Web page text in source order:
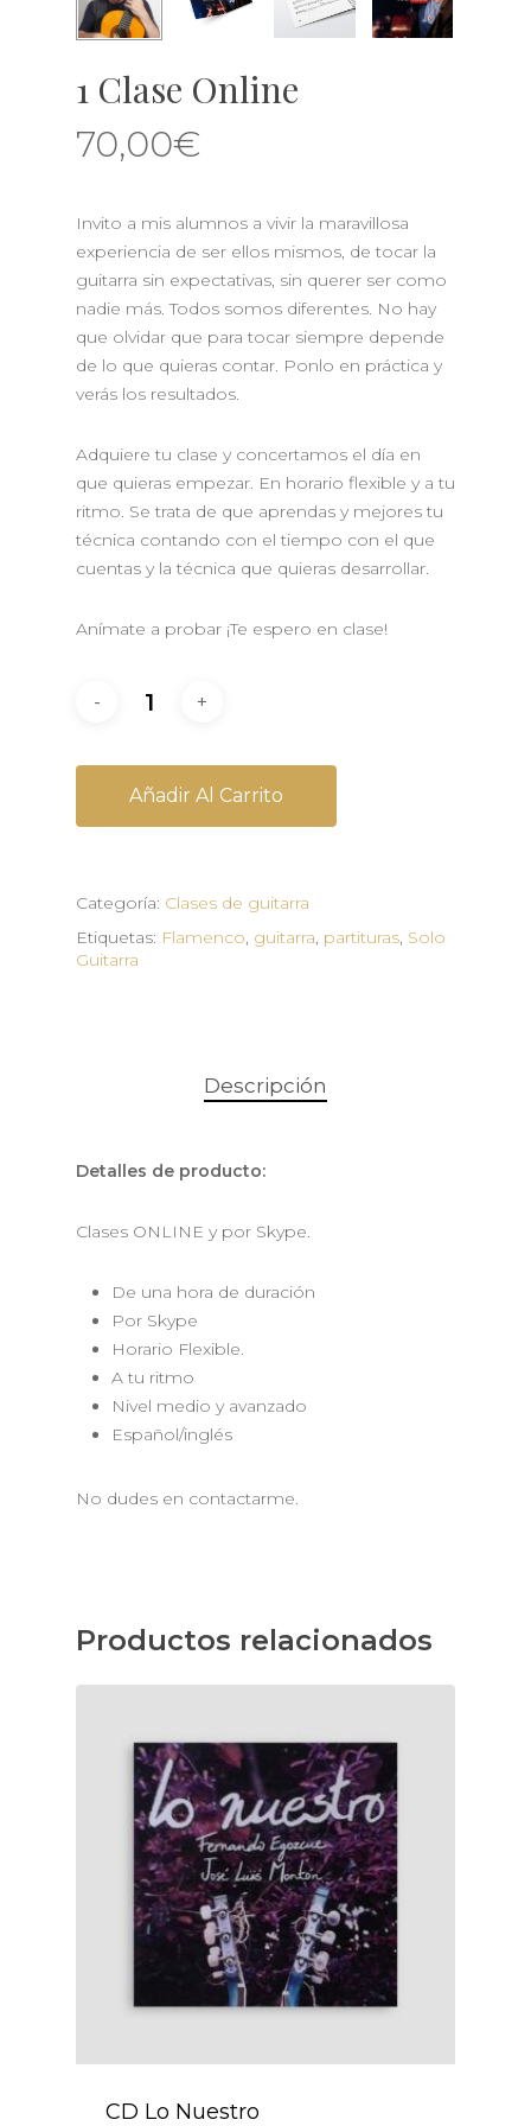
1 Clase Online
70,00€
Invito a mis alumnos a vivir la maravillosa
experiencia de ser ellos mismos, de tocar la
guitarra sin expectativas, sin querer ser como
nadie más. Todos somos diferentes. No hay
que olvidar que para tocar siempre depende
de lo que quieras contar. Ponlo en práctica y
verás los resultados.
Adquiere tu clase y concertamos el día en
que quieras empezar. En horario flexible y a tu
ritmo. Se trata de que aprendas y mejores tu
técnica contando con el tiempo con el que
cuentas y la técnica que quieras desarrollar.
Anímate a probar ¡Te espero en clase!
Añadir Al Carrito
Categoría: Clases de guitarra
Etiquetas: Flamenco guitarra partituras Solo
Guitarra
Descripción
Detalles de producto:
Clases ONLINE y por Skype.
De una hora de duración
Por Skype
Horario Flexible.
A tu ritmo
Nivel medio y avanzado
Español/inglés
No dudes en contactarme.
Productos relacionados
CD Lo Nuestro